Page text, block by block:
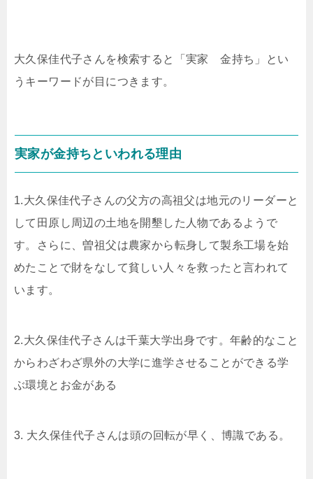
大久保佳代子さんを検索すると「実家 金持ち」とい
うキーワードが目につきます。
実家が金持ちといわれる理由
1.大久保佳代子さんの父方の高祖父は地元のリーダーと
して田原し周辺の土地を開墾した人物であるようで
す。さらに、曽祖父は農家から転身して製糸工場を始
めたことで財をなして貧しい人々を救ったと言われて
います。
2.大久保佳代子さんは千葉大学出身です。年齢的なこと
からわざわざ県外の大学に進学させることができる学
ぶ環境とお金がある
3. 大久保佳代子さんは頭の回転が早く、博識である。